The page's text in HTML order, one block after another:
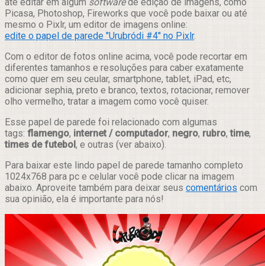
Picasa, Photoshop, Fireworks que você pode baixar ou até
mesmo o Pixlr, um editor de imagens online:
edite o papel de parede "Urubródi #4" no Pixlr.
Com o editor de fotos online acima, você pode recortar em
diferentes tamanhos e resoluções para caber exatamente
como quer em seu ceular, smartphone, tablet, iPad, etc,
adicionar sephia, preto e branco, textos, rotacionar, remover
olho vermelho, tratar a imagem como você quiser.
Esse papel de parede foi relacionado com algumas
tags: flamengo, internet / computador, negro, rubro,time,
times de futebol, e outras (ver abaixo).
Para baixar este lindo papel de parede tamanho completo
1024x768 para pc e celular você pode clicar na imagem
abaixo. Aproveite também para deixar seus comentários com
sua opinião, ela é importante para nós!